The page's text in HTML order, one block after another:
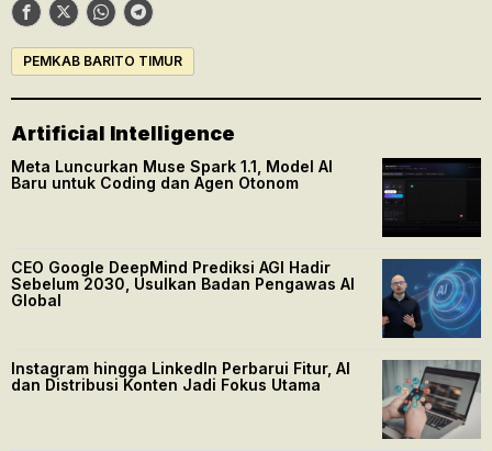
PEMKAB BARITO TIMUR
Artificial Intelligence
Meta Luncurkan Muse Spark 1.1, Model AI
Baru untuk Coding dan Agen Otonom
CEO Google DeepMind Prediksi AGI Hadir
Sebelum 2030, Usulkan Badan Pengawas AI
Global
Instagram hingga LinkedIn Perbarui Fitur, AI
dan Distribusi Konten Jadi Fokus Utama